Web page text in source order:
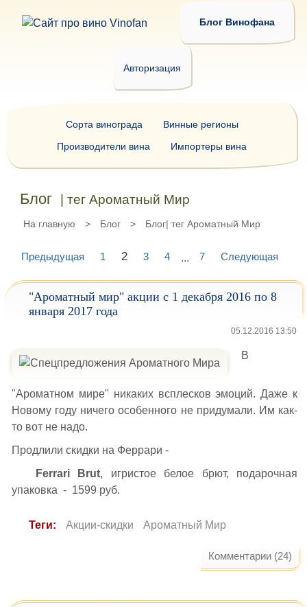
Блог Винофана
Авторизация
Блог | тег Ароматный Мир
На главную > Блог > Блог| тег Ароматный Мир
Предыдущая 1 2 3 4 ... 7 Следующая
"Ароматный мир" акции с 1 декабря 2016 по 8
января 2017 года
05.12.2016 13:50
В
"Ароматном мире" никаких всплесков эмоций. Даже к
Новому году ничего особенного не придумали. Им как-
то вот не надо.
Продлили скидки на Феррари -
Ferrari Brut, игристое белое брют, подарочная
упаковка - 1599 руб.
Теги: Акции-скидки Ароматный Мир
Комментарии (24)
Сорта винограда
Винные регионы
Производители вина
Импортеры вина